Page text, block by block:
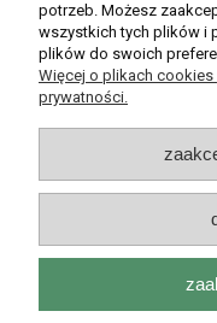
Rarytasy Dolnośląskie
potrzeb. Możesz
wszystkich tych plików i
plików do swoich
Więcej o plikach
prywatności.